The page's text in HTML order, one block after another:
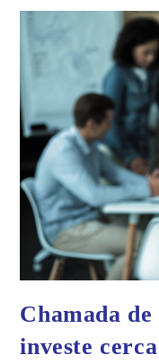
Chamada
investe